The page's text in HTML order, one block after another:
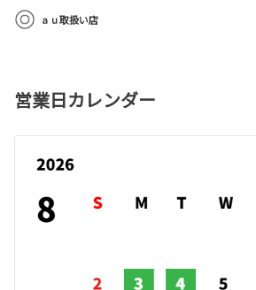
ａｕ取扱い店
営業日カレンダー